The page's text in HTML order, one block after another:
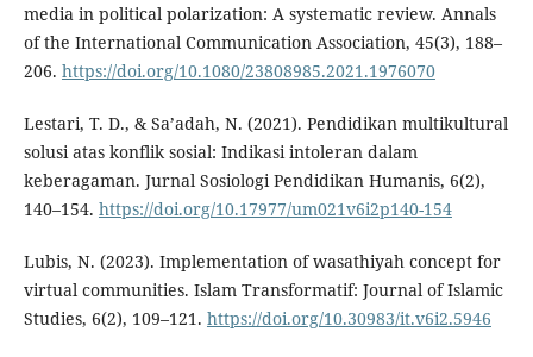
media in political polarization: A systematic review. Annals
of the International Communication Association, 45(3), 188–
206. https://doi.org/10.1080/23808985.2021.1976070
Lestari, T. D., & Sa’adah, N. (2021). Pendidikan multikultural
solusi atas konflik sosial: Indikasi intoleran dalam
keberagaman. Jurnal Sosiologi Pendidikan Humanis, 6(2),
140–154. https://doi.org/10.17977/um021v6i2p140-154
Lubis, N. (2023). Implementation of wasathiyah concept for
virtual communities. Islam Transformatif: Journal of Islamic
Studies, 6(2), 109–121. https://doi.org/10.30983/it.v6i2.5946